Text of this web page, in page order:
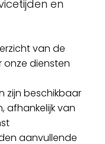
en
van de
onze diensten
zijn beschikbaar
afhankelijk van
aanvullende